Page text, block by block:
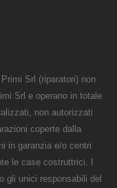
Srl (riparatori) non
Srl e operano in totale
non autorizzati
coperte dalla
in garanzia e/o centri
le case costruttrici. I
gli unici responsabili del